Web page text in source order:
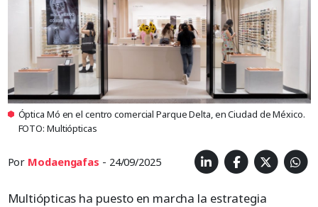
Óptica Mó en el centro comercial Parque Delta, en Ciudad de México.
FOTO: Multiópticas
Por Modaengafas - 24/09/2025
Multiópticas ha puesto en marcha la estrategia